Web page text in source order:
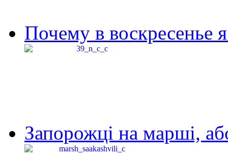
Почему в воскресенье
Запорожці на марші,